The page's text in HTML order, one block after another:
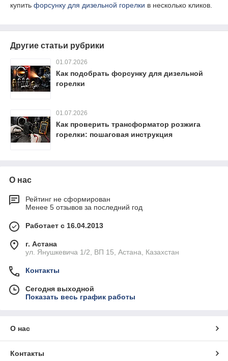
купить форсунку для дизельной горелки в несколько кликов.
Другие статьи рубрики
01.07.2026
Как подобрать форсунку для дизельной
горелки
01.07.2026
Как проверить трансформатор розжига
горелки: пошаговая инструкция
О нас
Рейтинг не сформирован
Менее 5 отзывов за последний год
Работает с 16.04.2013
г. Астана
ул. Янушкевича 1/2, ВП 15, Астана, Казахстан
Контакты
Сегодня выходной
Показать весь график работы
О нас
Контакты